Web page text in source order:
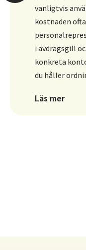
vanligtvis
kostnaden
i avdragsgill
konkreta
du håller
Läs mer